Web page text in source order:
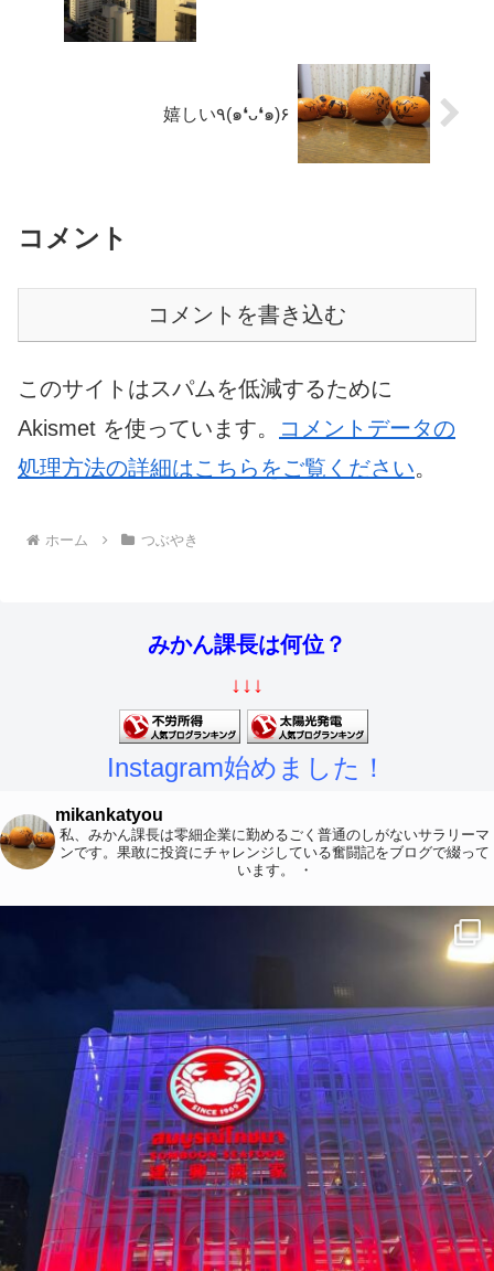
嬉しい٩(๑❛ᴗ❛๑)۶
コメント
コメントを書き込む
このサイトはスパムを低減するために
Akismet を使っています。
コメントデータの
処理方法の詳細はこちらをご覧ください。
ホーム つぶやき
みかん課長は何位？
↓↓↓
Instagram始めました！
mikankatyou
私、みかん課長は零細企業に勤めるごく普通のしがないサラリーマ
ンです。果敢に投資にチャレンジしている奮闘記をブログで綴って
います。
・